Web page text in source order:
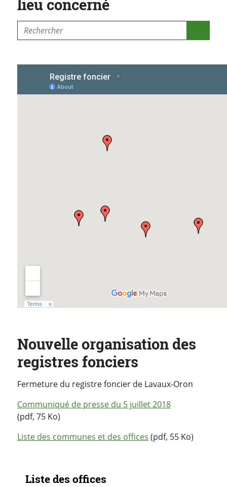
lieu concerné
Rechercher l'entité compétente selon la commune ou
Nouvelle organisation des
registres fonciers
Fermeture du registre foncier de Lavaux-Oron
Communiqué de presse du 5 juillet 2018
(pdf, 75 Ko)
Liste des communes et des offices (pdf, 55 Ko)
Navigation secondaire
Liste des offices